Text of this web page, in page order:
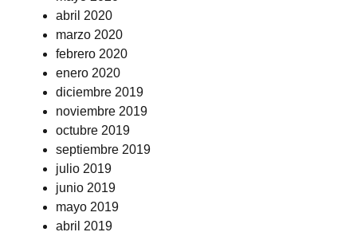
abril 2020
marzo 2020
febrero 2020
enero 2020
diciembre 2019
noviembre 2019
octubre 2019
septiembre 2019
julio 2019
junio 2019
mayo 2019
abril 2019